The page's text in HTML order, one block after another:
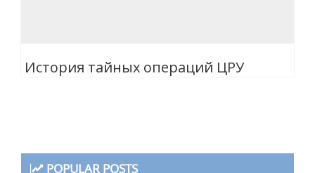
История тайных операций ЦРУ
POPULAR POSTS